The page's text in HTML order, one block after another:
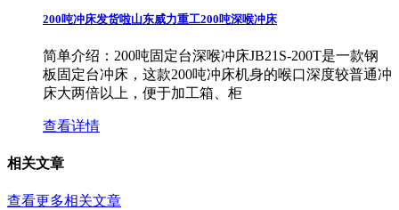
200吨冲床发货啦山东威力重工200吨深喉冲床
简单介绍： 200吨固定台深喉冲床JB21S-200T是一款钢
板固定台冲床，这款200吨冲床机身的喉口深度较普通冲
床大两倍以上，便于加工箱、柜
查看详情
相关文章
查看更多相关文章